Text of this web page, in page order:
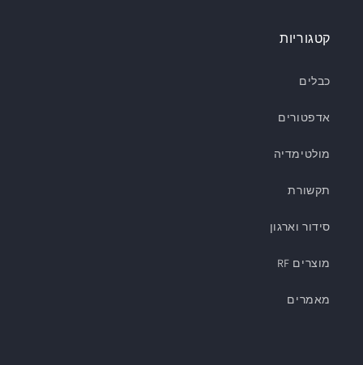
קטגוריות
כבלים
אדפטורים
מולטימדיה
תקשורת
סידור וארגון
מוצרים RF
מאמרים